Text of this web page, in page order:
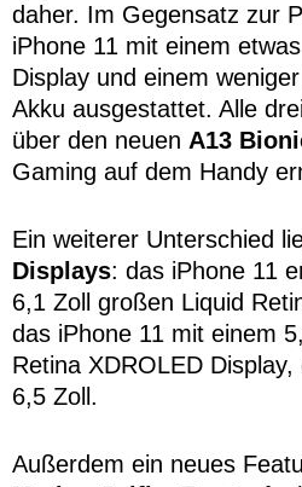
daher. Im Gegensatz zur
iPhone 11 mit einem
Display und einem
Akku ausgestattet. Alle
über den neuen A13
Gaming auf dem Handy
Ein weiterer Unterschied
Displays: das iPhone 11
6,1 Zoll großen Liquid
das iPhone 11 mit einem
Retina XDROLED
6,5 Zoll.
Außerdem ein neues